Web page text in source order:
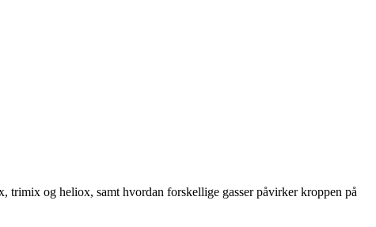
og heliox, samt hvordan forskellige gasser påvirker kroppen på